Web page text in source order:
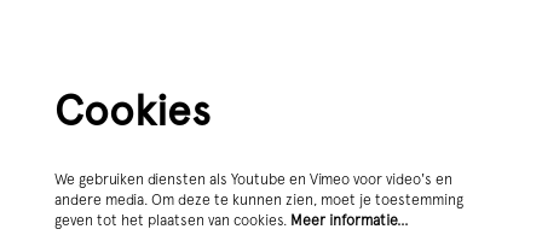
Cookies
We gebruiken diensten als Youtube en Vimeo voor video's en
andere media. Om deze te kunnen zien, moet je toestemming
geven tot het plaatsen van cookies. Meer informatie…